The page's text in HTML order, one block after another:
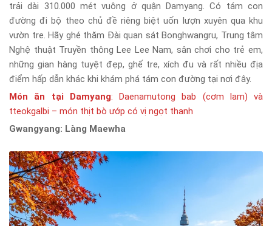
trải dài 310.000 mét vuông ở quận Damyang. Có tám con
đường đi bộ theo chủ đề riêng biệt uốn lượn xuyên qua khu
vườn tre. Hãy ghé thăm Đài quan sát Bonghwangru, Trung tâm
Nghệ thuật Truyền thông Lee Lee Nam, sân chơi cho trẻ em,
những gian hàng tuyệt đẹp, ghế tre, xích đu và rất nhiều địa
điểm hấp dẫn khác khi khám phá tám con đường tại nơi đây.
Món ăn tại Damyang: Daenamutong bab (cơm lam) và
tteokgalbi – món thịt bò ướp có vị ngọt thanh
Gwangyang: Làng Maewha